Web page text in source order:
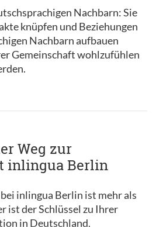
Nachbarn: Sie
knüpfen und Beziehungen
Nachbarn aufbauen
Gemeinschaft wohlzufühlen
Weg zur
inlingua Berlin
inlingua Berlin ist mehr als
ist der Schlüssel zu Ihrer
in Deutschland.